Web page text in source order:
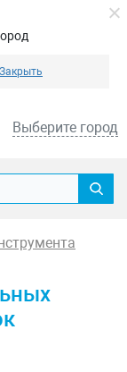
Закрыть
Выберите город